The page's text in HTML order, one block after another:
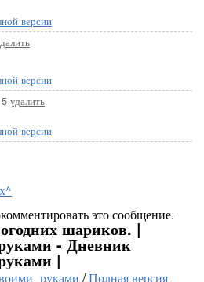
версии
версии
удалить
версии
это сообщение.
шариков. |
- Дневник
|
/Полная версия